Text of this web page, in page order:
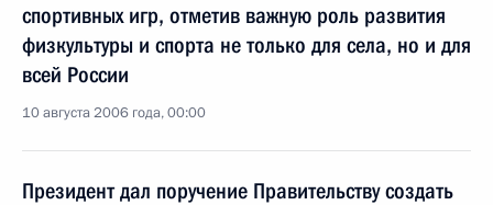
спортивных игр, отметив важную роль развития
физкультуры и спорта не только для села, но и для
всей России
10 августа 2006 года, 00:00
Президент дал поручение Правительству создать